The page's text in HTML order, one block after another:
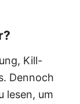
Kill-
Dennoch
lesen, um